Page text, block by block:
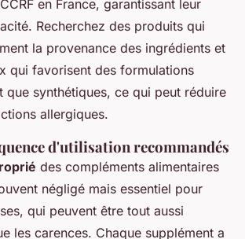
en France, garantissant leur
Recherchez des produits qui
la provenance des ingrédients et
qui favorisent des formulations
que synthétiques, ce qui peut réduire
allergiques.
d'utilisation recommandés
des compléments alimentaires
négligé mais essentiel pour
qui peuvent être tout aussi
les carences. Chaque supplément a